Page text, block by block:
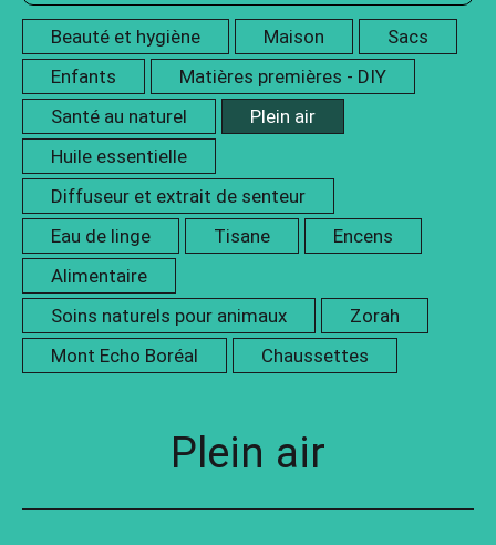
NOUS JOINDRE
RECHERCHER
MATIÈRES PREMIÈRES - DIY
IDÉES CADEAUX
PROTECTION DES RENSEIGNEMENTS
PERSONNELS
Beauté et hygiène Maison
Sacs
Enfants
Matières premières - DIY
Santé au naturel
Plein air
Huile essentielle
Diffuseur et extrait de senteur
Eau de linge
Tisane
Encens
Alimentaire
Soins naturels pour animaux
Zorah
Mont Echo Boréal
Chaussettes
Plein air